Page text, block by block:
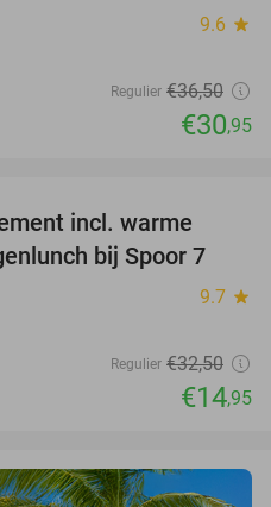
9.6 star
Regulier €36,50
€30,95
incl. warme
bij Spoor 7
9.7 star
Regulier €32,50
€14,95